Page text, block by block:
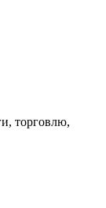
торговлю,